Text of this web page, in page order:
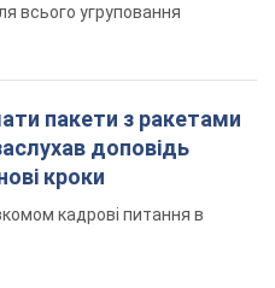
всього угруповання
пакети з ракетами
доповідь
кроки
кадрові питання в